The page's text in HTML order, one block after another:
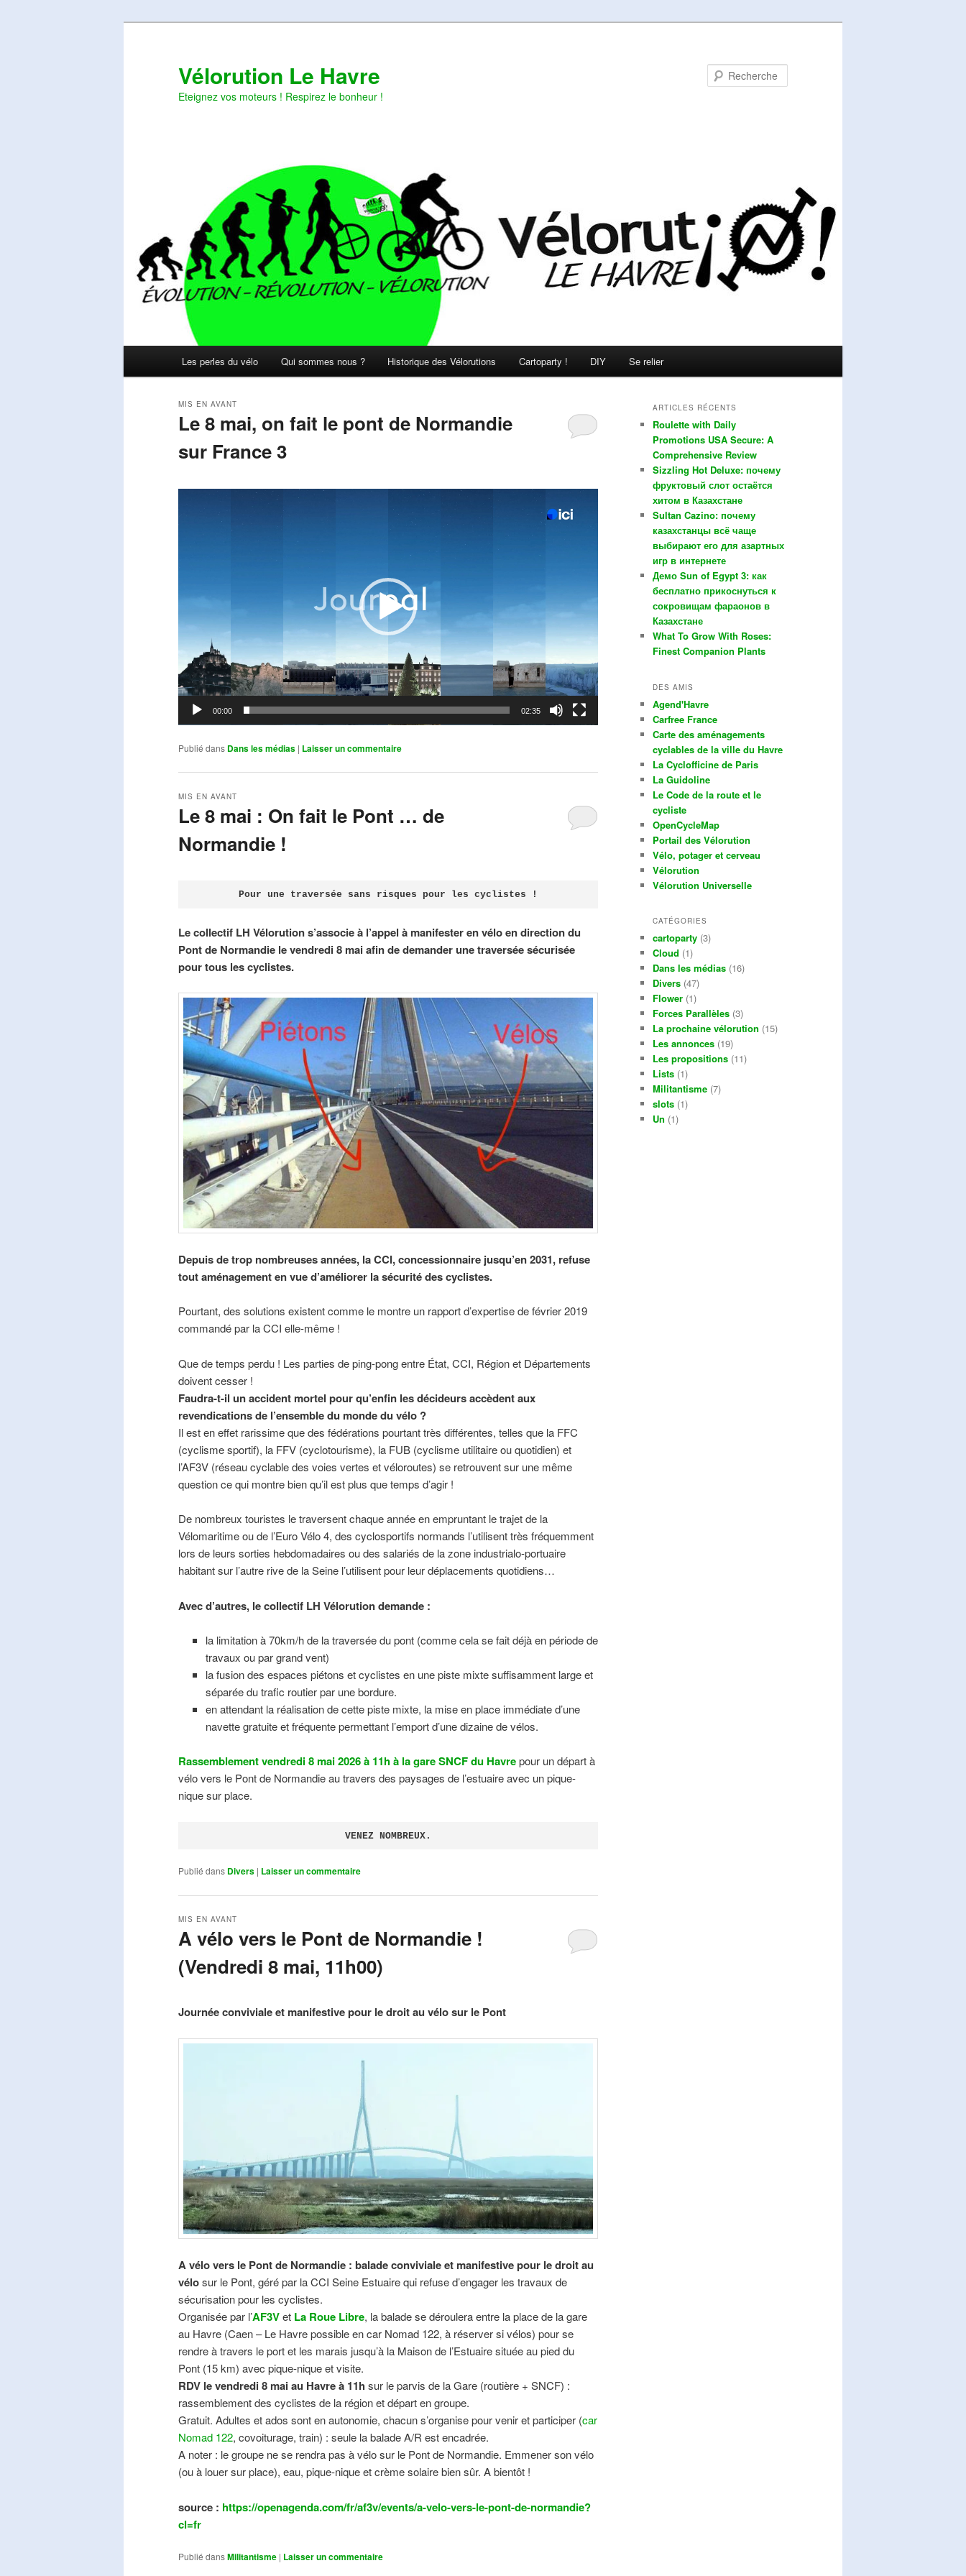
Vélorution Le Havre
Eteignez vos moteurs ! Respirez le bonheur !
Les perles du vélo Qui sommes nous ? Historique des Vélorutions Cartoparty ! DIY Se relier
Le 8 mai, on fait le pont de Normandie
sur France 3
MIS EN AVANT
00:00 02:35
Publié dans Dans les médias | Laisser un commentaire
Le 8 mai : On fait le Pont … de
Normandie !
MIS EN AVANT
Pour une traversée sans risques pour les cyclistes !
Le collectif LH Vélorution s’associe à l’appel à manifester en vélo en direction du
Pont de Normandie le vendredi 8 mai afin de demander une traversée sécurisée
pour tous les cyclistes.
Depuis de trop nombreuses années, la CCI, concessionnaire jusqu’en 2031, refuse
tout aménagement en vue d’améliorer la sécurité des cyclistes.
Pourtant, des solutions existent comme le montre un rapport d’expertise de février 2019
commandé par la CCI elle-même !
Que de temps perdu ! Les parties de ping-pong entre État, CCI, Région et Départements
doivent cesser !
Faudra-t-il un accident mortel pour qu’enfin les décideurs accèdent aux
revendications de l’ensemble du monde du vélo ?
Il est en effet rarissime que des fédérations pourtant très différentes, telles que la FFC
(cyclisme sportif), la FFV (cyclotourisme), la FUB (cyclisme utilitaire ou quotidien) et
l’AF3V (réseau cyclable des voies vertes et véloroutes) se retrouvent sur une même
question ce qui montre bien qu’il est plus que temps d’agir !
De nombreux touristes le traversent chaque année en empruntant le trajet de la
Vélomaritime ou de l’Euro Vélo 4, des cyclosportifs normands l’utilisent très fréquemment
lors de leurs sorties hebdomadaires ou des salariés de la zone industrialo-portuaire
habitant sur l’autre rive de la Seine l’utilisent pour leur déplacements quotidiens…
Avec d’autres, le collectif LH Vélorution demande :
la limitation à 70km/h de la traversée du pont (comme cela se fait déjà en période de
travaux ou par grand vent)
la fusion des espaces piétons et cyclistes en une piste mixte suffisamment large et
séparée du trafic routier par une bordure.
en attendant la réalisation de cette piste mixte, la mise en place immédiate d’une
navette gratuite et fréquente permettant l’emport d’une dizaine de vélos.
Rassemblement vendredi 8 mai 2026 à 11h à la gare SNCF du Havrepour un départ à
vélo vers le Pont de Normandie au travers des paysages de l’estuaire avec un pique-
nique sur place.
VENEZ NOMBREUX.
Publié dans Divers | Laisser un commentaire
A vélo vers le Pont de Normandie !
(Vendredi 8 mai, 11h00)
MIS EN AVANT
Journée conviviale et manifestive pour le droit au vélo sur le Pont
A vélo vers le Pont de Normandie : balade conviviale et manifestivepour le droit au
vélosur le Pont, géré par la CCI Seine Estuaire qui refuse d’engager les travaux de
sécurisation pour les cyclistes.
Organisée par l’AF3Vet La Roue Libre, la balade se déroulera entre la place de la gare
au Havre (Caen – Le Havre possible en car Nomad 122, à réserver si vélos) pour se
rendre à travers le port et les marais jusqu’à la Maison de l’Estuaire située au pied du
Pont (15 km) avec pique-nique et visite.
RDV le vendredi 8 mai au Havre à 11h sur le parvis de la Gare (routière + SNCF) :
rassemblement des cyclistes de la région et départ en groupe.
Gratuit. Adultes et ados sont en autonomie, chacun s’organise pour venir et participer (car
Nomad 122, covoiturage, train) : seule la balade A/R est encadrée.
A noter : le groupe ne se rendra pas à vélo sur le Pont de Normandie. Emmener son vélo
(ou à louer sur place), eau, pique-nique et crème solaire bien sûr. A bientôt !
source : https://openagenda.com/fr/af3v/events/a-velo-vers-le-pont-de-normandie?
cl=fr
Publié dansMilitantisme | Laisser un commentaire
ARTICLES RÉCENTS
Roulette with Daily
Promotions USA Secure: A
Comprehensive Review
Sizzling Hot Deluxe: почему
фруктовый слот остаётся
хитом в Казахстане
Sultan Cazino: почему
казахстанцы всё чаще
выбирают его для азартных
игр в интернете
Демо Sun of Egypt 3: как
бесплатно прикоснуться к
сокровищам фараонов в
Казахстане
What To Grow With Roses:
Finest Companion Plants
DES AMIS
Agend'Havre
Carfree France
Carte des aménagements
cyclables de la ville du Havre
La Cyclofficine de Paris
La Guidoline
Le Code de la route et le
cycliste
OpenCycleMap
Portail des Vélorution
Vélo, potager et cerveau
Vélorution
Vélorution Universelle
CATÉGORIES
cartoparty (3)
Cloud (1)
Dans les médias (16)
Divers (47)
Flower (1)
Forces Parallèles (3)
La prochaine vélorution (15)
Les annonces (19)
Les propositions (11)
Lists (1)
Militantisme (7)
slots (1)
Un (1)